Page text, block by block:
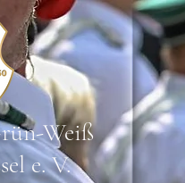
Weiß
e. V.